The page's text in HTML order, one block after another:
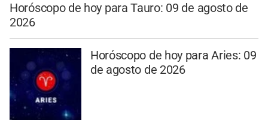
Horóscopo de hoy para Tauro: 09 de agosto de
2026
Horóscopo de hoy para Aries: 09
de agosto de 2026